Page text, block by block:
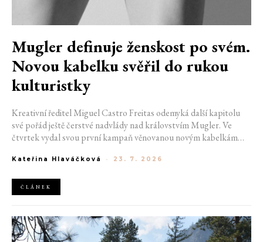
Mugler definuje ženskost po svém.
Novou kabelku svěřil do rukou
kulturistky
Kreativní ředitel Miguel Castro Freitas odemyká další kapitolu
své pořád ještě čerstvé nadvlády nad královstvím Mugler. Ve
čtvrtek vydal svou první kampaň věnovanou novým kabelkám
do módního domu dorazil. Umně mísí výrazy minulosti a dávných
Kateřina Hlaváčková - 23. 7. 2026
ČLÁNEK